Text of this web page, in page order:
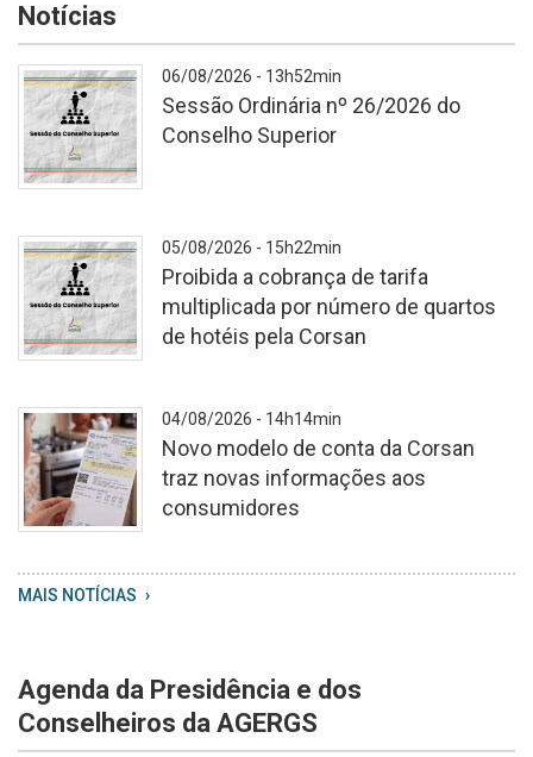
Notícias
A
06/08/2026 - 13h52min
Sessão Ordinária nº 26/2026 do
Conselho Superior
Cópia
de
Consultas
e
Audiência
05/08/2026 - 15h22min
Proibida a cobrança de tarifa
multiplicada por número de quartos
de hotéis pela Corsan
WhatsApp
Image
04
at
13
04/08/2026 - 14h14min
Novo modelo de conta da Corsan
traz novas informações aos
consumidores
MAIS NOTÍCIAS
Agenda da Presidência e dos
Conselheiros da AGERGS